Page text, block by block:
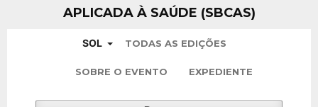
APLICADA À SAÚDE (SBCAS)
SOL TODAS AS EDIÇÕES
SOBRE O EVENTO EXPEDIENTE